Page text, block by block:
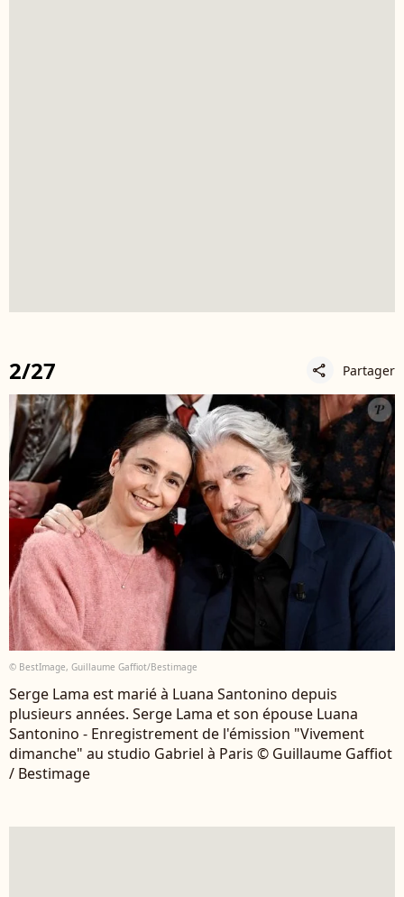
2/27 share Partager
© BestImage, Guillaume Gaffiot/Bestimage
Serge Lama est marié à Luana Santonino depuis
plusieurs années. Serge Lama et son épouse Luana
Santonino - Enregistrement de l'émission "Vivement
dimanche" au studio Gabriel à Paris © Guillaume Gaffiot
/ Bestimage